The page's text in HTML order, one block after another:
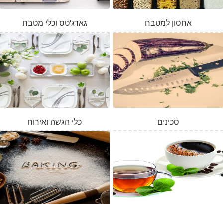
המלאי אזל
גאדג'טס וכלי מטבח אחסון למטבח
כלי הגשה ואירוח סכינים